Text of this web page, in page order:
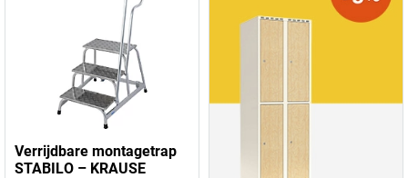
Verrijdbare montagetrap
STABILO – KRAUSE